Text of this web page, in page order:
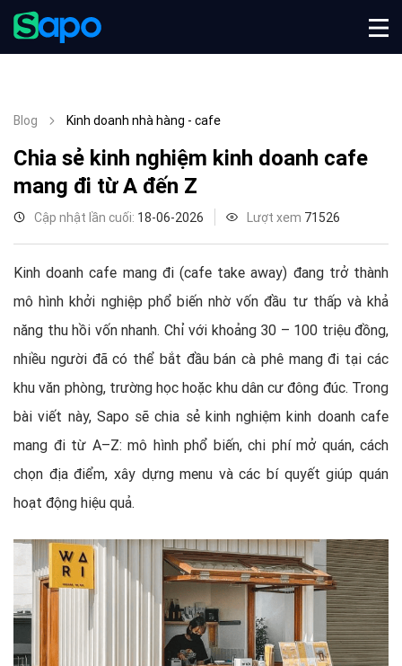
Blog Kinh doanh nhà hàng - cafe
Chia sẻ kinh nghiệm kinh doanh cafe
mang đi từ A đến Z
Cập nhật lần cuối: 18-06-2026 Lượt xem 71526
Kinh doanh cafe mang đi (cafe take away) đang trở thành
mô hình khởi nghiệp phổ biến nhờ vốn đầu tư thấp và khả
năng thu hồi vốn nhanh. Chỉ với khoảng 30 – 100 triệu đồng,
nhiều người đã có thể bắt đầu bán cà phê mang đi tại các
khu văn phòng, trường học hoặc khu dân cư đông đúc. Trong
bài viết này, Sapo sẽ chia sẻ kinh nghiệm kinh doanh cafe
mang đi từ A–Z: mô hình phổ biến, chi phí mở quán, cách
chọn địa điểm, xây dựng menu và các bí quyết giúp quán
hoạt động hiệu quả.